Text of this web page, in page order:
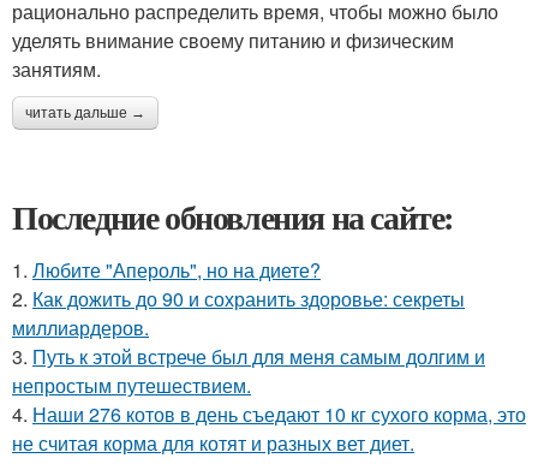
рационально распределить время, чтобы можно было
уделять внимание своему питанию и физическим
занятиям.
читать дальше →
Последние обновления на сайте:
1. Любите "Апероль", но на диете?
2. Как дожить до 90 и сохранить здоровье: секреты
миллиардеров.
3. Путь к этой встрече был для меня самым долгим и
непростым путешествием.
4. Наши 276 котов в день съедают 10 кг сухого корма, это
не считая корма для котят и разных вет диет.